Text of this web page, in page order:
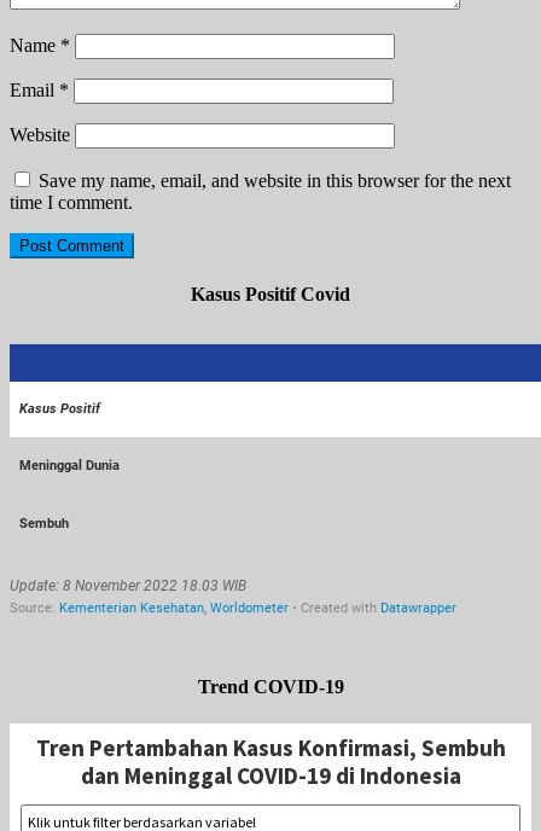
Name *
Email *
Website
Save my name, email, and website in this browser for the next
time I comment.
Kasus Positif Covid
Trend COVID-19